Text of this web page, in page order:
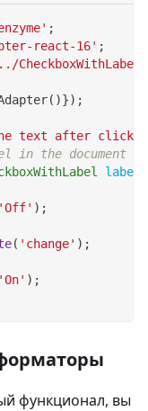
;
react-16' ;
CheckboxWithLabel'
( )}) ;
the text after click'
in the document
'Off' ) ;
( 'change' ) ;
'On' ) ;
функционал, вы